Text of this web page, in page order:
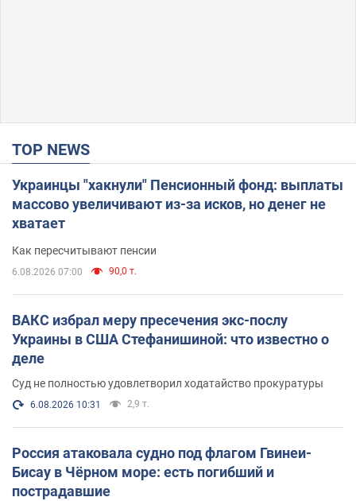
TOP NEWS
Украинцы "хакнули" Пенсионный фонд: выплаты
массово увеличивают из-за исков, но денег не
хватает
Как пересчитывают пенсии
6.08.2026 07:00 90,0 т.
ВАКС избрал меру пресечения экс-послу
Украины в США Стефанишиной: что известно о
деле
Суд не полностью удовлетворил ходатайство прокуратуры
6.08.2026 10:31 2,9 т.
Россия атаковала судно под флагом Гвинеи-
Бисау в Чёрном море: есть погибший и
пострадавшие